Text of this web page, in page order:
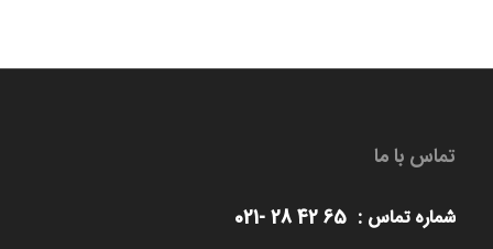
تماس با ما
شماره تماس : 65 42 28 -021